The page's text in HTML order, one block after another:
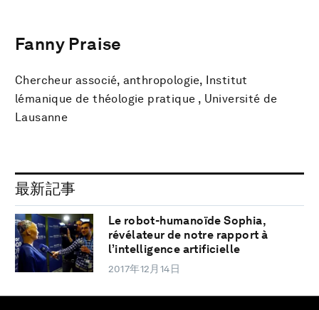
Fanny Praise
Chercheur associé, anthropologie, Institut
lémanique de théologie pratique , Université de
Lausanne
最新記事
Le robot-humanoïde Sophia,
révélateur de notre rapport à
l’intelligence artificielle
2017年12月14日